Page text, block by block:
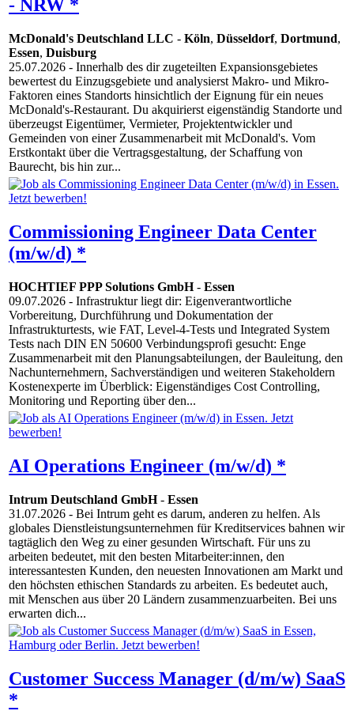
- NRW *
McDonald's Deutschland LLC - Köln, Düsseldorf, Dortmund,
Essen, Duisburg
25.07.2026 - Innerhalb des dir zugeteilten Expansionsgebietes
bewertest du Einzugsgebiete und analysierst Makro- und Mikro-
Faktoren eines Standorts hinsichtlich der Eignung für ein neues
McDonald's-Restaurant. Du akquirierst eigenständig Standorte und
überzeugst Eigentümer, Vermieter, Projektentwickler und
Gemeinden von einer Zusammenarbeit mit McDonald's. Vom
Erstkontakt über die Vertragsgestaltung, der Schaffung von
Baurecht, bis hin zur...
Commissioning Engineer Data Center
(m/w/d) *
HOCHTIEF PPP Solutions GmbH- Essen
09.07.2026 - Infrastruktur liegt dir: Eigenverantwortliche
Vorbereitung, Durchführung und Dokumentation der
Infrastrukturtests, wie FAT, Level-4-Tests und Integrated System
Tests nach DIN EN 50600 Verbindungsprofi gesucht: Enge
Zusammenarbeit mit den Planungsabteilungen, der Bauleitung, den
Nachunternehmern, Sachverständigen und weiteren Stakeholdern
Kostenexperte im Überblick: Eigenständiges Cost Controlling,
Monitoring und Reporting über den...
AI Operations Engineer (m/w/d) *
Intrum Deutschland GmbH- Essen
31.07.2026 - Bei Intrum geht es darum, anderen zu helfen. Als
globales Dienstleistungsunternehmen für Kreditservices bahnen wir
tagtäglich den Weg zu einer gesunden Wirtschaft. Für uns zu
arbeiten bedeutet, mit den besten Mitarbeiter:innen, den
interessantesten Kunden, den neuesten Innovationen am Markt und
den höchsten ethischen Standards zu arbeiten. Es bedeutet auch,
mit Menschen aus über 20 Ländern zusammenzuarbeiten. Bei uns
erwarten dich...
Customer Success Manager (d/m/w) SaaS
*